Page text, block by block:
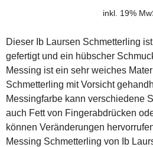
inkl. 19%
Dieser Ib Laursen Schmetterling
gefertigt und ein hübscher
Messing ist ein sehr weiches
Schmetterling mit Vorsicht
Messingfarbe kann verschiedene
auch Fett von Fingerabdrücken
können Veränderungen
Messing Schmetterling von Ib